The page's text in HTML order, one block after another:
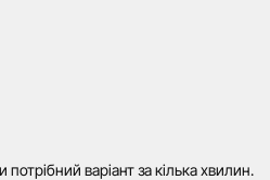
варіант за кілька хвилин.